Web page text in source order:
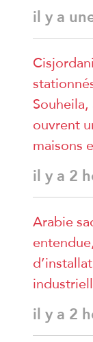
il y a
ouvrent
maisons
il y a 2
Arabie
il y a 2